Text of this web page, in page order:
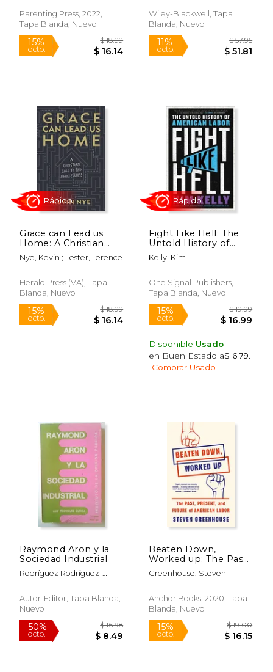
15%
dcto.
6%
dcto.
Parenting Press, 2022,
Tapa Blanda, Nuevo
in the Social Sciences
(en Inglés)
Wiley-Blackwell, Tapa
Blanda, Nuevo
Grace can Lead us
Home: A Christian
Call to end
Homelessness (en
Nye, Kevin ; Lester, Terence
Herald Press (VA), Tapa
Blanda, Nuevo
Fight Like Hell: The
Untold History of
American Labor (en
Inglés)
Kelly, Kim
One Signal Publishers,
Tapa Blanda, Nuevo
Disponible Usado
en Buen Estado a$ 6.79
Comprar Usado
Raymond Aron y la
Sociedad Industrial
Rodríguez Rodríguez-
Opinión Pública (Madrid)
Autor-Editor, Tapa Blanda,
Nuevo
Beaten Down,
Worked up: The Past,
Present, and Future
of American Labor
Greenhouse, Steven
Anchor Books, 2020, Tapa
Blanda, Nuevo